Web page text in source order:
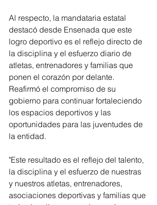
Al respecto, la mandataria estatal
destacó desde Ensenada que este
logro deportivo es el reflejo directo de
la disciplina y el esfuerzo diario de
atletas, entrenadores y familias que
ponen el corazón por delante.
Reafirmó el compromiso de su
gobierno para continuar fortaleciendo
los espacios deportivos y las
oportunidades para las juventudes de
la entidad.
"Este resultado es el reflejo del talento,
la disciplina y el esfuerzo de nuestras
y nuestros atletas, entrenadores,
asociaciones deportivas y familias que